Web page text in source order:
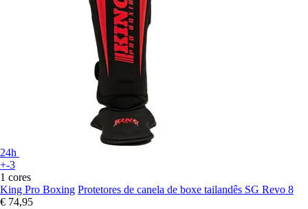
24h
+-3
1 cores
King Pro Boxing Protetores de canela de boxe tailandês SG Revo 8
€ 74,95